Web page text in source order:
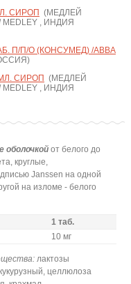
СИРОП (МЕДЛЕЙ
, ИНДИЯ
П/П/О (КОНСУМЕД) /АВВА
СИРОП (МЕДЛЕЙ
, ИНДИЯ
оболочкойот белого до
круглые,
Janssen на одной
на изломе - белого
1 таб.
10 мг
лактозы
целлюлоза